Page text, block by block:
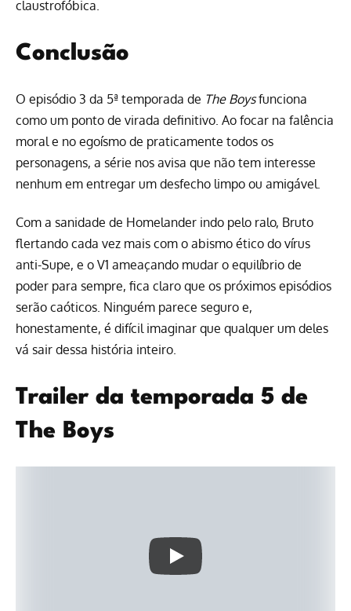
claustrofóbica.
Conclusão
O episódio 3 da 5ª temporada de The Boysfunciona
como um ponto de virada definitivo. Ao focar na falência
moral e no egoísmo de praticamente todos os
personagens, a série nos avisa que não tem interesse
nenhum em entregar um desfecho limpo ou amigável.
Com a sanidade de Homelander indo pelo ralo, Bruto
flertando cada vez mais com o abismo ético do vírus
anti-Supe, e o V1 ameaçando mudar o equilíbrio de
poder para sempre, fica claro que os próximos episódios
serão caóticos. Ninguém parece seguro e,
honestamente, é difícil imaginar que qualquer um deles
vá sair dessa história inteiro.
Trailer da temporada 5 de
The Boys